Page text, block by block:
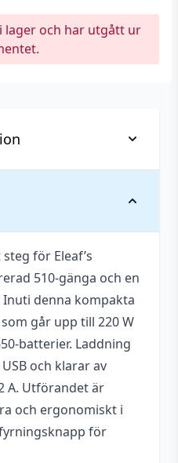
lager och har utgått ur
för Eleaf’s
510-gänga och en
denna kompakta
går upp till 220 W
batterier. Laddning
och klarar av
A. Utförandet är
och ergonomiskt i
för
(Reglerbar)
vejpare,
inställningar